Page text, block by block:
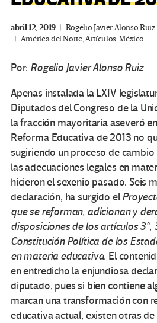
abril 12, 2019
Rogelio Javier Alonso Ruiz
América del Norte,Artículos,México
Por: Rogelio Javier Alonso Ruiz
Apenas instalada la LXIV
Diputados del Congreso de la
la fracción mayoritaria aseveró
Reforma Educativa de 2013 no
sugiriendo un proceso de
las adecuaciones legales en
hicieron el sexenio pasado. Seis
declaración, ha surgido el
que se reforman, adicionan y
disposiciones de los artículos 3°,
Constitución Política de los
en materia educativa. El
en entredicho la enjundiosa
diputado, pues si bien contiene
marcan una transformación con
educativa actual, existen otras